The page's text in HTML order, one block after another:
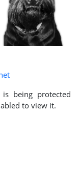
being protected
to view it.